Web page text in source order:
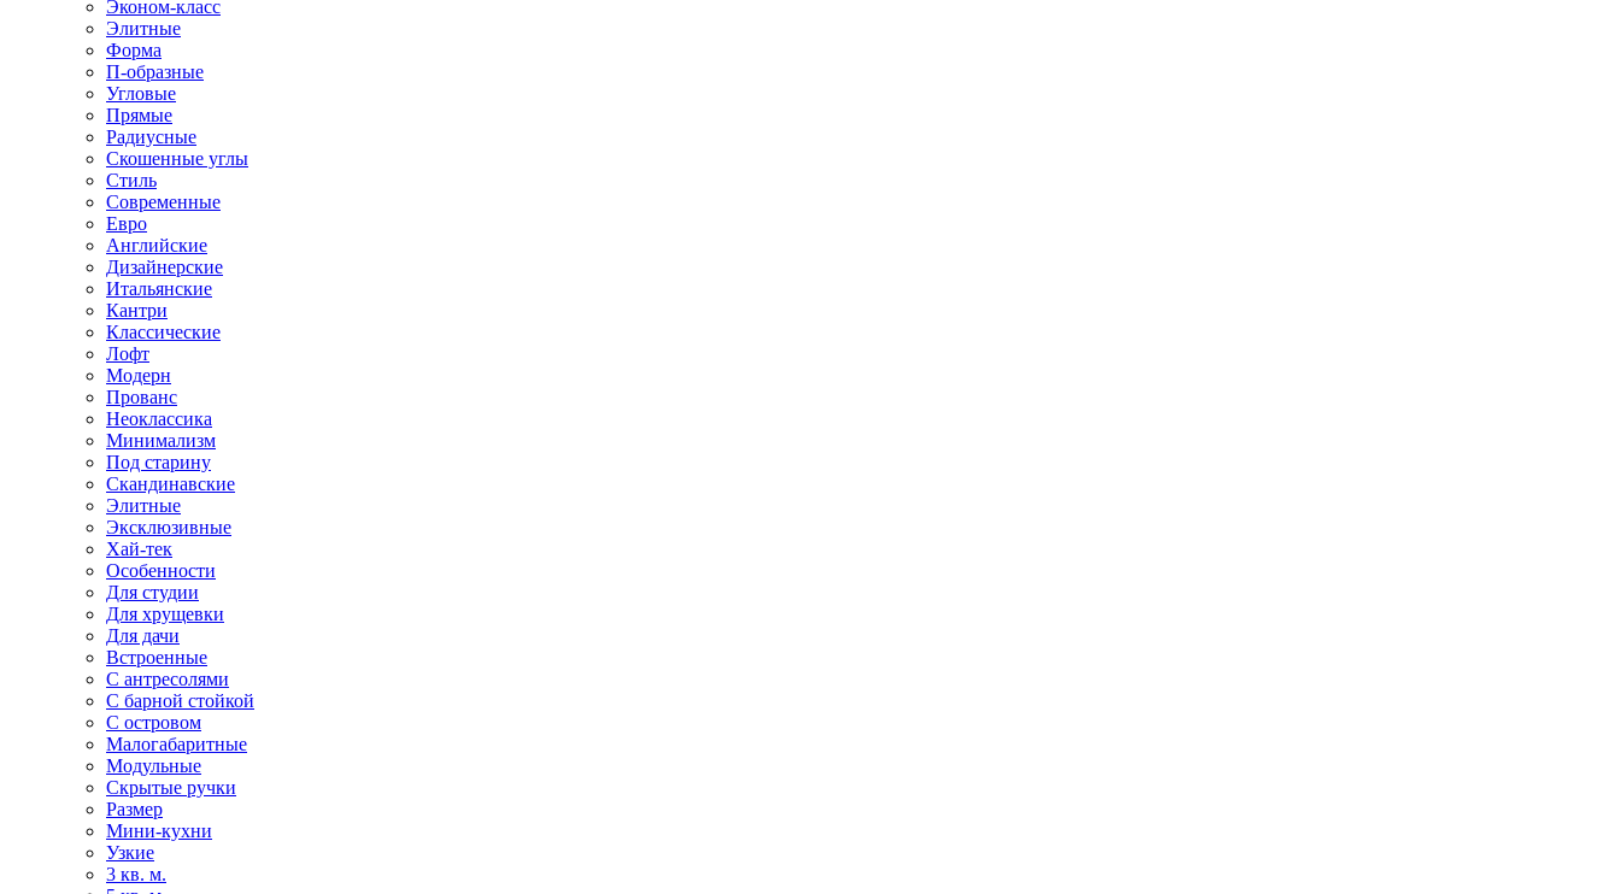
Эконом-класс
Элитные
Форма
П-образные
Угловые
Прямые
Радиусные
Скошенные углы
Стиль
Современные
Евро
Английские
Дизайнерские
Итальянские
Кантри
Классические
Лофт
Модерн
Прованс
Неоклассика
Минимализм
Под старину
Скандинавские
Элитные
Эксклюзивные
Хай-тек
Особенности
Для студии
Для хрущевки
Для дачи
Встроенные
С антресолями
С барной стойкой
С островом
Малогабаритные
Модульные
Скрытые ручки
Размер
Мини-кухни
Узкие
3 кв. м.